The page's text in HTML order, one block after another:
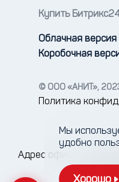
Купить
Облачная версия
Коробочная
© ООО «АНИТ»,
Политика
Адрес офиса: г.
Email:
Мы
удобно
Хорошо